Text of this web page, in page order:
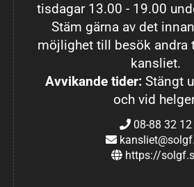
tisdagar 13.00 - 19.00
Stäm gärna av det
möjlighet till besök andra
kansliet.
Avvikande tider: Stängt
och vid
08-88 32 12
https://